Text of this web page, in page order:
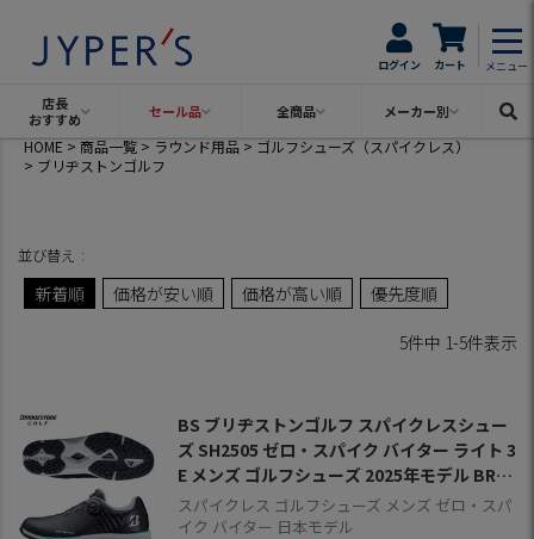
ログイン カート メニュー
店長
おすすめ
セール品 全商品 メーカー別
HOME 商品一覧 ラウンド用品
ゴルフシューズ（スパイクレス）
ブリヂストンゴルフ
並び替え
新着順 価格が安い順 価格が高い順 優先度順
5件中 1-5件表示
BS ブリヂストンゴルフ スパイクレスシュー
ズ SH2505 ゼロ・スパイク バイター ライト 3
E メンズ ゴルフシューズ 2025年モデル BRID
GESTONE GOLF 日本正規品
スパイクレス ゴルフシューズ メンズ ゼロ・スパ
イク バイター 日本モデル